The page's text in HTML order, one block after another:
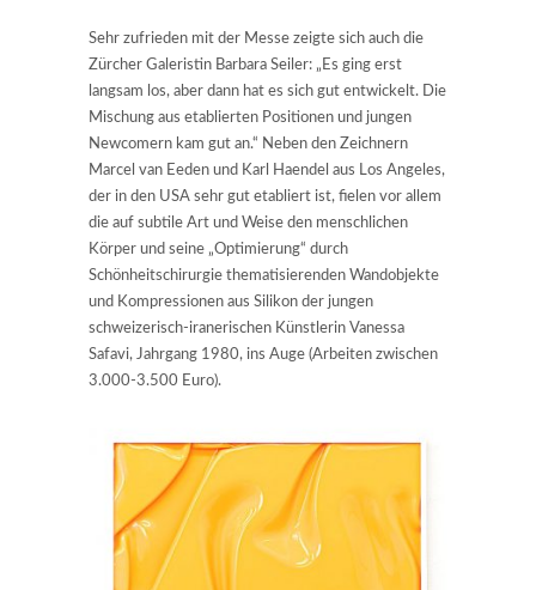
Sehr zufrieden mit der Messe zeigte sich auch die
Zürcher Galeristin Barbara Seiler: „Es ging erst
langsam los, aber dann hat es sich gut entwickelt. Die
Mischung aus etablierten Positionen und jungen
Newcomern kam gut an.“ Neben den Zeichnern
Marcel van Eeden und Karl Haendel aus Los Angeles,
der in den USA sehr gut etabliert ist, fielen vor allem
die auf subtile Art und Weise den menschlichen
Körper und seine „Optimierung“ durch
Schönheitschirurgie thematisierenden Wandobjekte
und Kompressionen aus Silikon der jungen
schweizerisch-iranerischen Künstlerin Vanessa
Safavi, Jahrgang 1980, ins Auge (Arbeiten zwischen
3.000-3.500 Euro).